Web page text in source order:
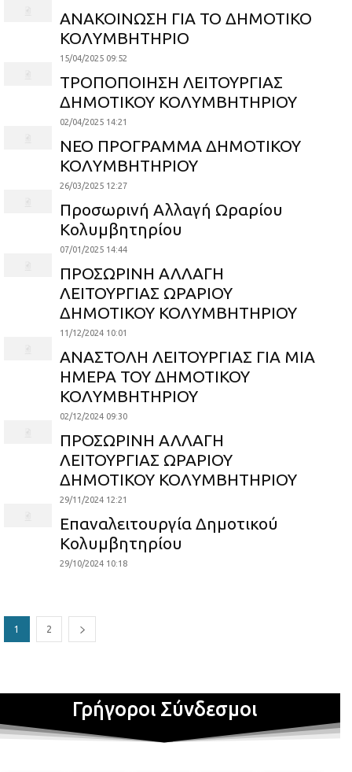
ΑΝΑΚΟΙΝΩΣΗ ΓΙΑ ΤΟ ΔΗΜΟΤΙΚΟ
ΚΟΛΥΜΒΗΤΗΡΙΟ
15/04/2025 09:52
ΤΡΟΠΟΠΟΙΗΣΗ ΛΕΙΤΟΥΡΓΙΑΣ
ΔΗΜΟΤΙΚΟΥ ΚΟΛΥΜΒΗΤΗΡΙΟΥ
02/04/2025 14:21
ΝΕΟ ΠΡΟΓΡΑΜΜΑ ΔΗΜΟΤΙΚΟΥ
ΚΟΛΥΜΒΗΤΗΡΙΟΥ
26/03/2025 12:27
Προσωρινή Αλλαγή Ωραρίου
Κολυμβητηρίου
07/01/2025 14:44
ΠΡΟΣΩΡΙΝΗ ΑΛΛΑΓΗ
ΛΕΙΤΟΥΡΓΙΑΣ ΩΡΑΡΙΟΥ
ΔΗΜΟΤΙΚΟΥ ΚΟΛΥΜΒΗΤΗΡΙΟΥ
11/12/2024 10:01
ΑΝΑΣΤΟΛΗ ΛΕΙΤΟΥΡΓΙΑΣ ΓΙΑ ΜΙΑ
ΗΜΕΡΑ ΤΟΥ ΔΗΜΟΤΙΚΟΥ
ΚΟΛΥΜΒΗΤΗΡΙΟΥ
02/12/2024 09:30
ΠΡΟΣΩΡΙΝΗ ΑΛΛΑΓΗ
ΛΕΙΤΟΥΡΓΙΑΣ ΩΡΑΡΙΟΥ
ΔΗΜΟΤΙΚΟΥ ΚΟΛΥΜΒΗΤΗΡΙΟΥ
29/11/2024 12:21
Επαναλειτουργία Δημοτικού
Κολυμβητηρίου
29/10/2024 10:18
1 2
Γρήγοροι Σύνδεσμοι